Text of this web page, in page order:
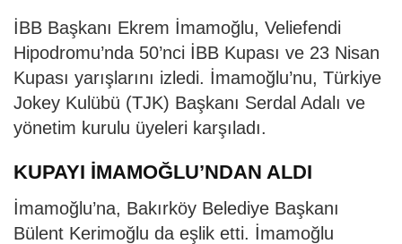
İBB Başkanı Ekrem İmamoğlu, Veliefendi
Hipodromu’nda 50’nci İBB Kupası ve 23 Nisan
Kupası yarışlarını izledi. İmamoğlu’nu, Türkiye
Jokey Kulübü (TJK) Başkanı Serdal Adalı ve
yönetim kurulu üyeleri karşıladı.
KUPAYI İMAMOĞLU’NDAN ALDI
İmamoğlu’na, Bakırköy Belediye Başkanı
Bülent Kerimoğlu da eşlik etti. İmamoğlu